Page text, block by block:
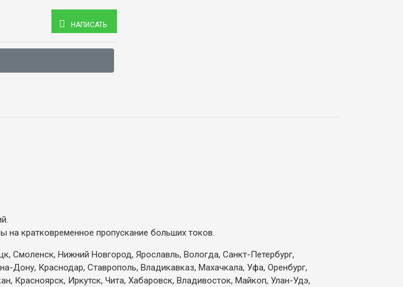
НАПИСАТЬ
на кратковременное пропускание больших токов.
Смоленск, Нижний Новгород, Ярославль, Вологда, Санкт-Петербург,
Дону, Краснодар, Ставрополь, Владикавказ, Махачкала, Уфа, Оренбург,
Красноярск, Иркутск, Чита, Хабаровск, Владивосток, Майкоп, Улан-Удэ,